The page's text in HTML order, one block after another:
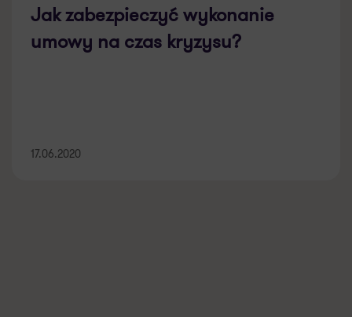
Jak zabezpieczyć wykonanie
umowy na czas kryzysu?
17.06.2020